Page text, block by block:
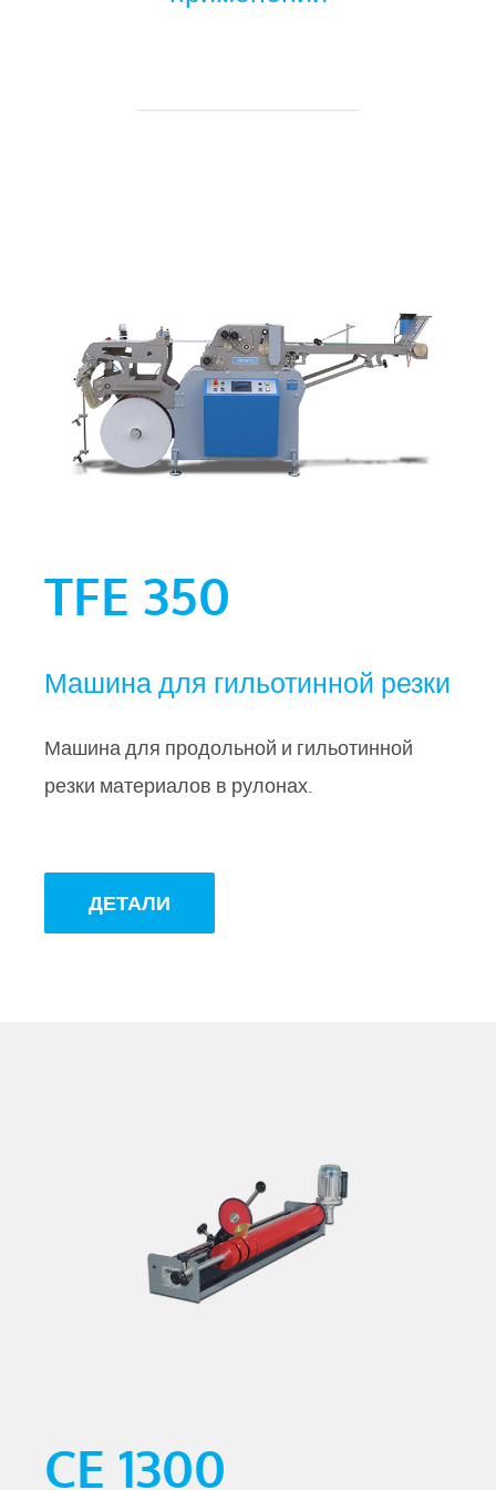
TFE 350
Машина для гильотинной резки
Машина для продольной и гильотинной
резки материалов в рулонах.
ДЕТАЛИ
CE 1300